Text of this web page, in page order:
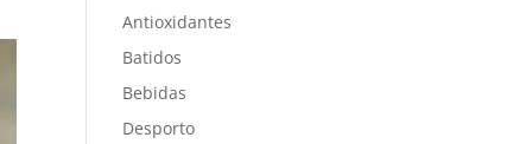
Antioxidantes
Batidos
Bebidas
Desporto